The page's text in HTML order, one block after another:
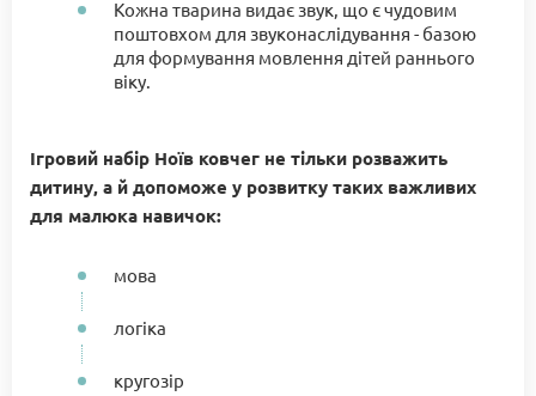
Кожна тварина видає звук, що є чудовим
поштовхом для звуконаслідування - базою
для формування мовлення дітей раннього
віку.
Ігровий набір Ноїв ковчег не тільки розважить
дитину, а й допоможе у розвитку таких важливих
для малюка навичок:
мова
логіка
кругозір